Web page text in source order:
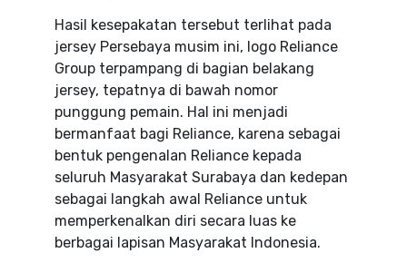
Hasil kesepakatan tersebut terlihat pada
jersey Persebaya musim ini, logo Reliance
Group terpampang di bagian belakang
jersey, tepatnya di bawah nomor
punggung pemain. Hal ini menjadi
bermanfaat bagi Reliance, karena sebagai
bentuk pengenalan Reliance kepada
seluruh Masyarakat Surabaya dan kedepan
sebagai langkah awal Reliance untuk
memperkenalkan diri secara luas ke
berbagai lapisan Masyarakat Indonesia.